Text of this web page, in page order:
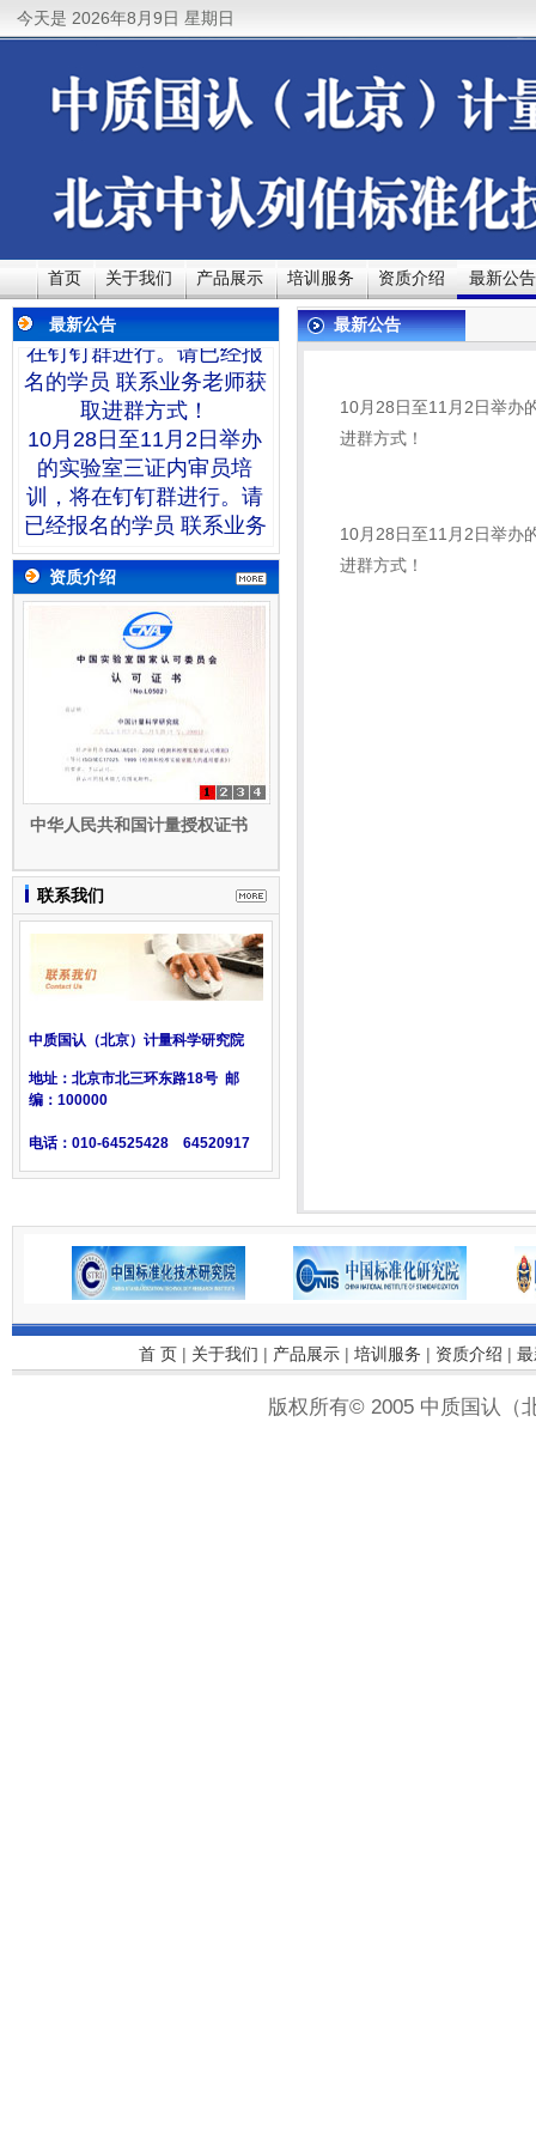
今天是 2026年8月9日 星期日
首页 关于我们 产品展示 培训服务 资质介绍 最新公告
最新公告
的实验室三证内审员培
训，将在钉钉群进行。请
已经报名的学员 联系业务
老师获取进群方式！10月
28日至11月2日举办的实
验室三证内审员培训，将
在钉钉群进行。请已经报
名的学员 联系业务老师获
取进群方式！
10月28日至11月2日举办
的实验室三证内审员培
训，将在钉钉群进行。请
已经报名的学员 联系业务
28日至11月2日举办的实
验室三证内审员培训，将
在钉钉群进行。请已经报
名的学员 联系业务老师获
取进群方式！
资质介绍
中华人民共和国计量授权证书
联系我们
中质国认（北京）计量科学研究院
地址：北京市北三环东路18号 邮
编：100000
电话：010-64525428 64520917
最新公告
10月28日至11月2日举办
进群方式！
10月28日至11月2日举办
进群方式！
首 页 | 关于我们 | 产品展示 | 培训服务 | 资质介绍 |
版权所有© 2005 中质国认（